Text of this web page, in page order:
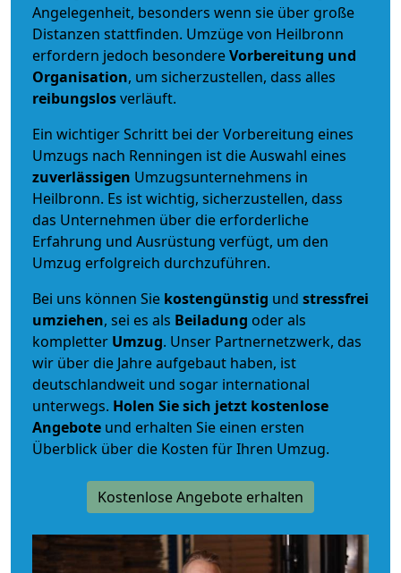
Angelegenheit, besonders wenn sie über große
Distanzen stattfinden. Umzüge von Heilbronn
erfordern jedoch besondereVorbereitung und
Organisation, um sicherzustellen, dass alles
reibungslosverläuft.
Ein wichtiger Schritt bei der Vorbereitung eines
Umzugs nach Renningen ist die Auswahl eines
zuverlässigen Umzugsunternehmens in
Heilbronn. Es ist wichtig, sicherzustellen, dass
das Unternehmen über die erforderliche
Erfahrung und Ausrüstung verfügt, um den
Umzug erfolgreich durchzuführen.
Bei uns können Sie kostengünstig und stressfrei
umziehen, sei es als Beiladung oder als
kompletter Umzug. Unser Partnernetzwerk, das
wir über die Jahre aufgebaut haben, ist
deutschlandweit und sogar international
unterwegs. Holen Sie sich jetzt kostenlose
Angebote und erhalten Sie einen ersten
Überblick über die Kosten für Ihren Umzug.
Kostenlose Angebote erhalten